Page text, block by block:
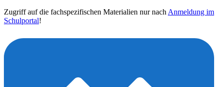
Zugriff auf die fachspezifischen Materialien nur nach Anmeldung im
Schulportal!